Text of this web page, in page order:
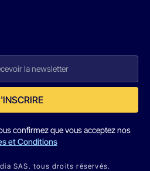
confirmez que vous acceptez nos
et Conditions
SAS. tous droits réservés.